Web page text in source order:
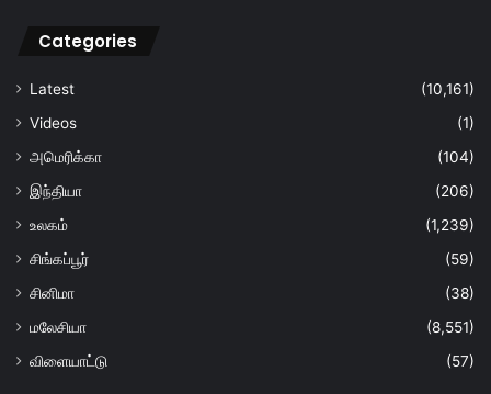
Categories
Latest
(10,161)
Videos
(1)
அமெரிக்கா
(104)
இந்தியா
(206)
உலகம்
(1,239)
சிங்கப்பூர்
(59)
சினிமா
(38)
மலேசியா
(8,551)
விளையாட்டு
(57)